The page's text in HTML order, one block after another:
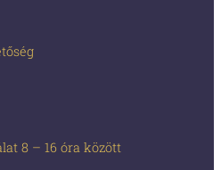
8 – 16 óra között